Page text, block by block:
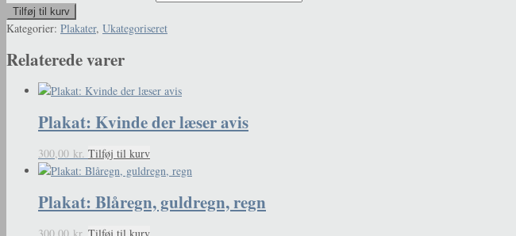
Tilføj til kurv
Kategorier: Plakater, Ukategoriseret
Relaterede varer
Plakat: Kvinde der læser avis
300,00 kr. Tilføj til kurv
Plakat: Blåregn, guldregn, regn
300,00 kr. Tilføj til kurv